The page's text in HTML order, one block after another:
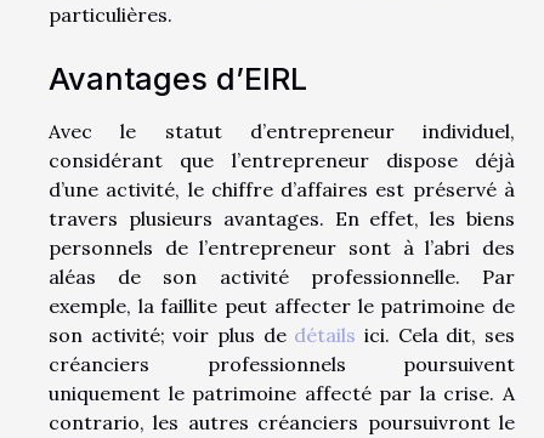
particulières.
Avantages d’EIRL
Avec le statut d’entrepreneur individuel,
considérant que l’entrepreneur dispose déjà
d’une activité, le chiffre d’affaires est préservé à
travers plusieurs avantages. En effet, les biens
personnels de l’entrepreneur sont à l’abri des
aléas de son activité professionnelle. Par
exemple, la faillite peut affecter le patrimoine de
son activité; voir plus de détails ici. Cela dit, ses
créanciers professionnels poursuivent
uniquement le patrimoine affecté par la crise. A
contrario, les autres créanciers poursuivront le